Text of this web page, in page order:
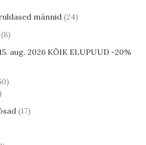
männid 24
8
aug. 2026 KÕIK ELUPUUD -20%
17